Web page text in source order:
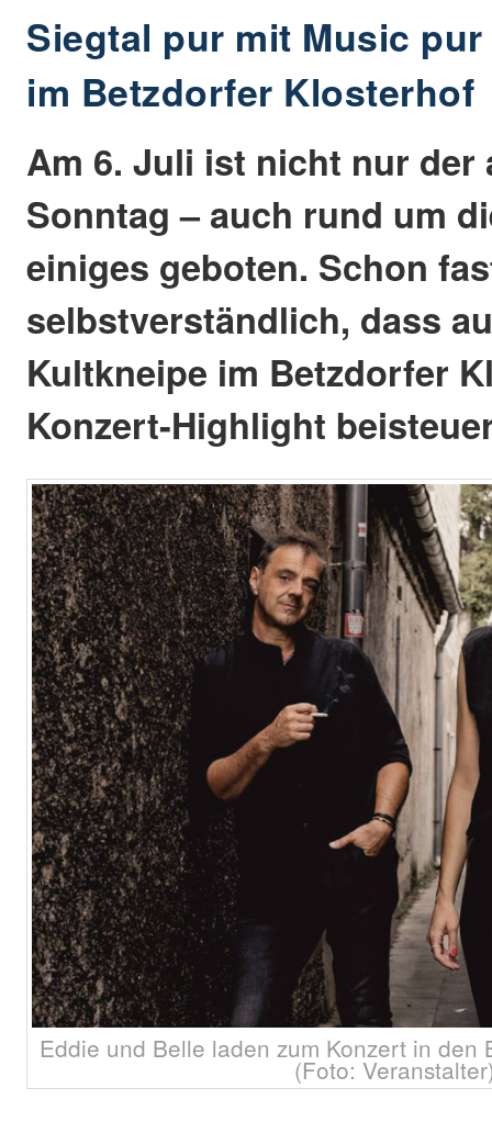
Siegtal pur mit Music
im Betzdorfer Klosterhof
Am 6. Juli ist nicht nur der
Sonntag – auch rund um
einiges geboten. Schon
selbstverständlich, dass
Kultkneipe im Betzdorfer
Konzert-Highlight
Eddie und Belle laden zum Konzert in den
(Foto: